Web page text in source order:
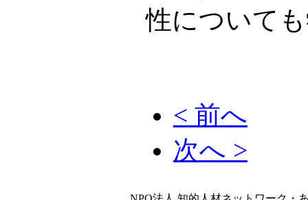
性について
< 前へ
次へ >